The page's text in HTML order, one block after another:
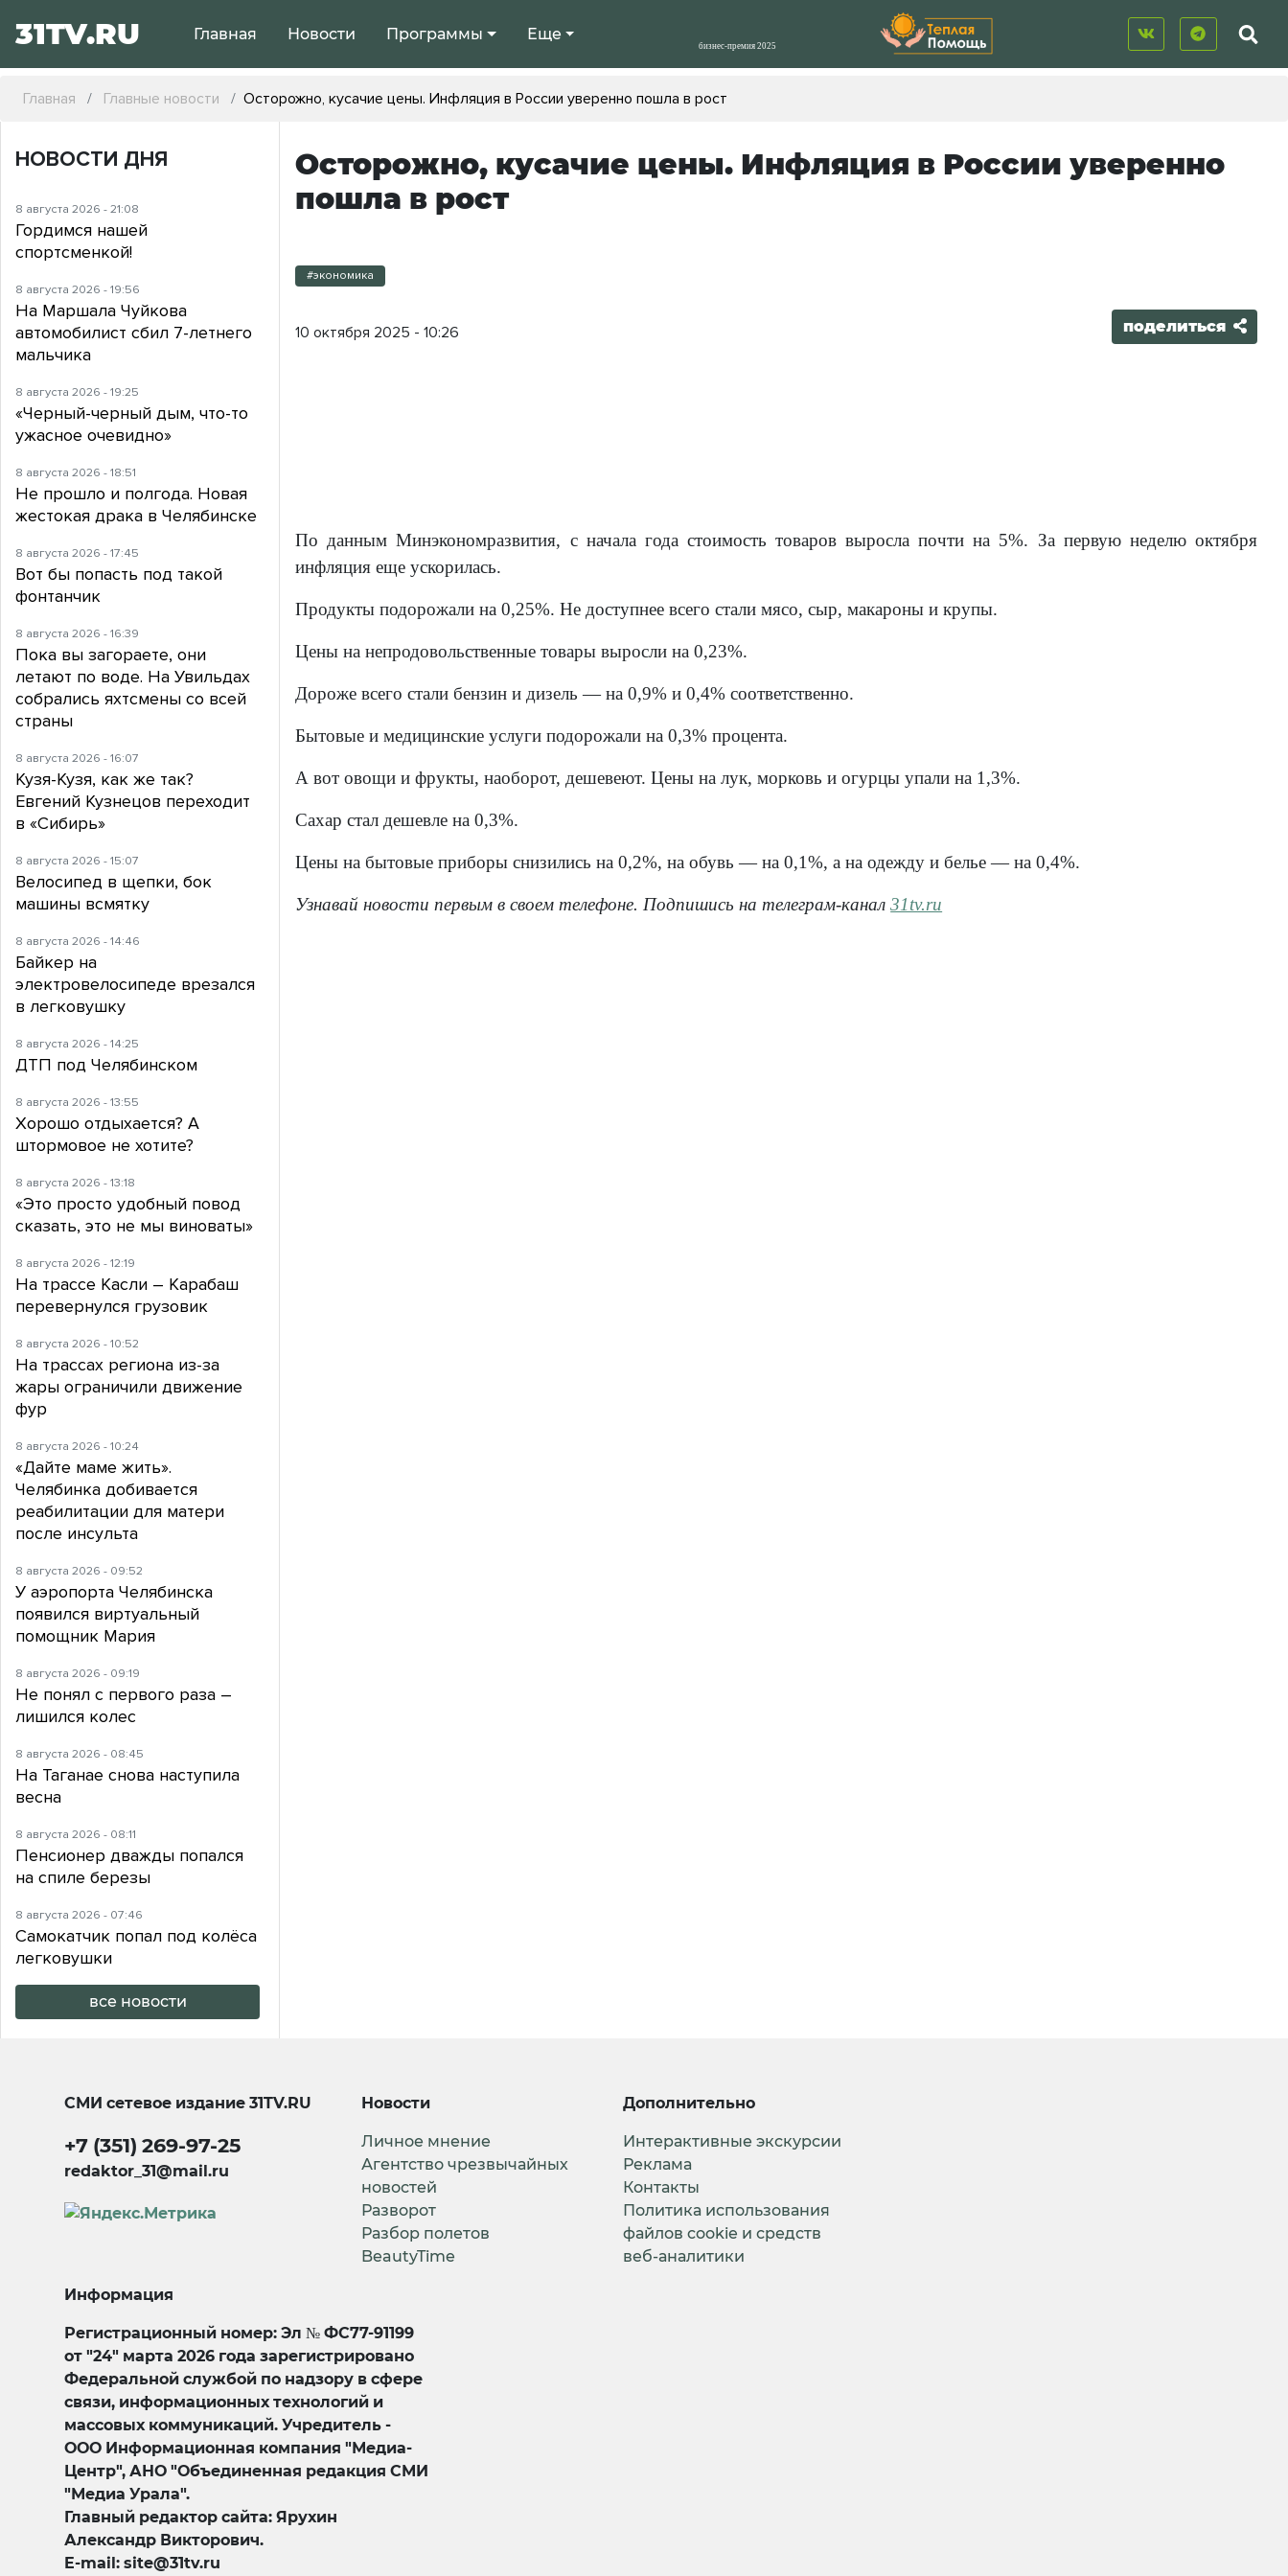
31TV.RU Главная Новости Программы Еще
Главная Главные новости Осторожно, кусачие цены. Инфляция в России уверенно пошла в рост
Осторожно, кусачие цены. Инфляция в России уверенно
пошла в рост
#экономика
10 октября 2025 - 10:26 поделиться
По данным Минэкономразвития, с начала года стоимость товаров выросла почти на 5%. За первую неделю октября
инфляция еще ускорилась.
Продукты подорожали на 0,25%. Не доступнее всего стали мясо, сыр, макароны и крупы.
Цены на непродовольственные товары выросли на 0,23%.
Дороже всего стали бензин и дизель — на 0,9% и 0,4% соответственно.
Бытовые и медицинские услуги подорожали на 0,3% процента.
А вот овощи и фрукты, наоборот, дешевеют. Цены на лук, морковь и огурцы упали на 1,3%.
Сахар стал дешевле на 0,3%.
Цены на бытовые приборы снизились на 0,2%, на обувь — на 0,1%, а на одежду и белье — на 0,4%.
Узнавай новости первым в своем телефоне. Подпишись на телеграм-канал31tv.ru
НОВОСТИ ДНЯ
8 августа 2026 - 21:08
Гордимся нашей
спортсменкой!
8 августа 2026 - 19:56
На Маршала Чуйкова
автомобилист сбил 7-летнего
мальчика
8 августа 2026 - 19:25
«Черный-черный дым, что-то
ужасное очевидно»
8 августа 2026 - 18:51
Не прошло и полгода. Новая
жестокая драка в Челябинске
8 августа 2026 - 17:45
Вот бы попасть под такой
фонтанчик
8 августа 2026 - 16:39
Пока вы загораете, они
летают по воде. На Увильдах
собрались яхтсмены со всей
страны
8 августа 2026 - 16:07
Кузя-Кузя, как же так?
Евгений Кузнецов переходит
в «Сибирь»
8 августа 2026 - 15:07
Велосипед в щепки, бок
машины всмятку
8 августа 2026 - 14:46
Байкер на
электровелосипеде врезался
в легковушку
8 августа 2026 - 14:25
ДТП под Челябинском
8 августа 2026 - 13:55
Хорошо отдыхается? А
штормовое не хотите?
8 августа 2026 - 13:18
«Это просто удобный повод
сказать, это не мы виноваты»
8 августа 2026 - 12:19
На трассе Касли – Карабаш
перевернулся грузовик
8 августа 2026 - 10:52
На трассах региона из-за
жары ограничили движение
фур
8 августа 2026 - 10:24
«Дайте маме жить».
Челябинка добивается
реабилитации для матери
после инсульта
8 августа 2026 - 09:52
У аэропорта Челябинска
появился виртуальный
помощник Мария
8 августа 2026 - 09:19
Не понял с первого раза –
лишился колес
8 августа 2026 - 08:45
На Таганае снова наступила
весна
8 августа 2026 - 08:11
Пенсионер дважды попался
на спиле березы
8 августа 2026 - 07:46
Самокатчик попал под колёса
легковушки
все новости
СМИ сетевое издание31TV.RU
+7 (351) 269-97-25
redaktor_31@mail.ru
Новости
Личное мнение
Агентство чрезвычайных
новостей
Разворот
Разбор полетов
BeautyTime
Дополнительно
Интерактивные экскурсии
Реклама
Контакты
Политика использования
файлов cookie и средств
веб-аналитики
Информация
Регистрационный номер: Эл № ФС77-91199
от "24" марта 2026 года зарегистрировано
Федеральной службой по надзору в сфере
связи, информационных технологий и
массовых коммуникаций. Учредитель -
ООО Информационная компания "Медиа-
Центр", АНО "Объединенная редакция СМИ
"Медиа Урала".
Главный редактор сайта: Ярухин
Александр Викторович.
E-mail: site@31tv.ru